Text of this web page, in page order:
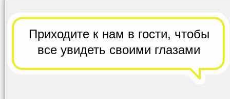
Приходите к нам в гости, чтобы
всеувидеть своими глазами